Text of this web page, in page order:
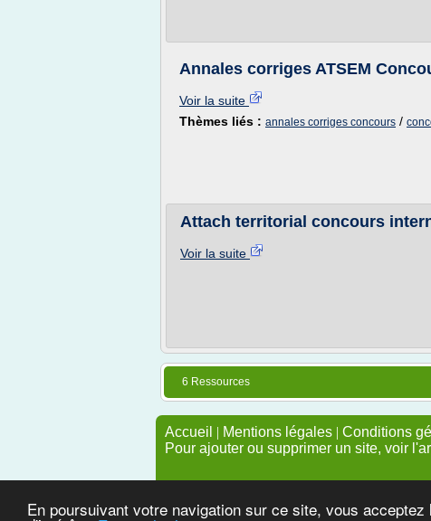
En poursuivant votre navigation sur ce site, vous
Annales corriges ATSEM
Voir la suite
Thèmes liés : annales corriges concours /
Attach territorial concours
Voir la suite
6 Ressources
Accueil | Mentions légales | Conditions
Pour ajouter ou supprimer un site, voir